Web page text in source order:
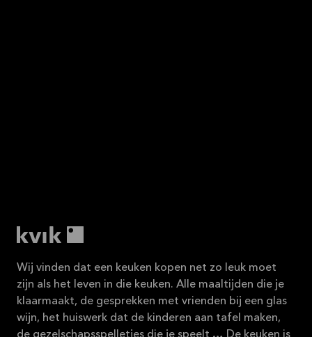
Wij vinden dat een keuken kopen net zo leuk moet
zijn als het leven in die keuken. Alle maaltijden die je
klaarmaakt, de gesprekken met vrienden bij een glas
wijn, het huiswerk dat de kinderen aan tafel maken,
de gezelschapsspelletjes die je speelt … De keuken is